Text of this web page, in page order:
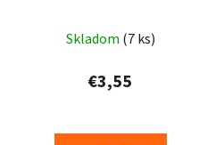
Skladom (7 ks)
€3,55